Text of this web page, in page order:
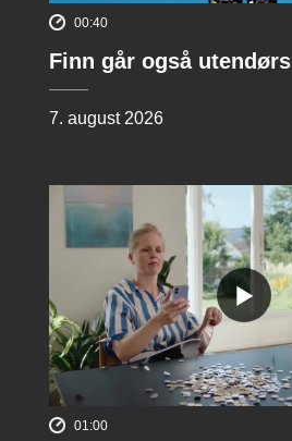
00:40
Finn går også utendørs
7. august 2026
01:00